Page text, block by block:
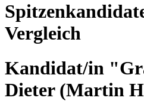
Vergleich
Kandidat/in
Dieter (Martin